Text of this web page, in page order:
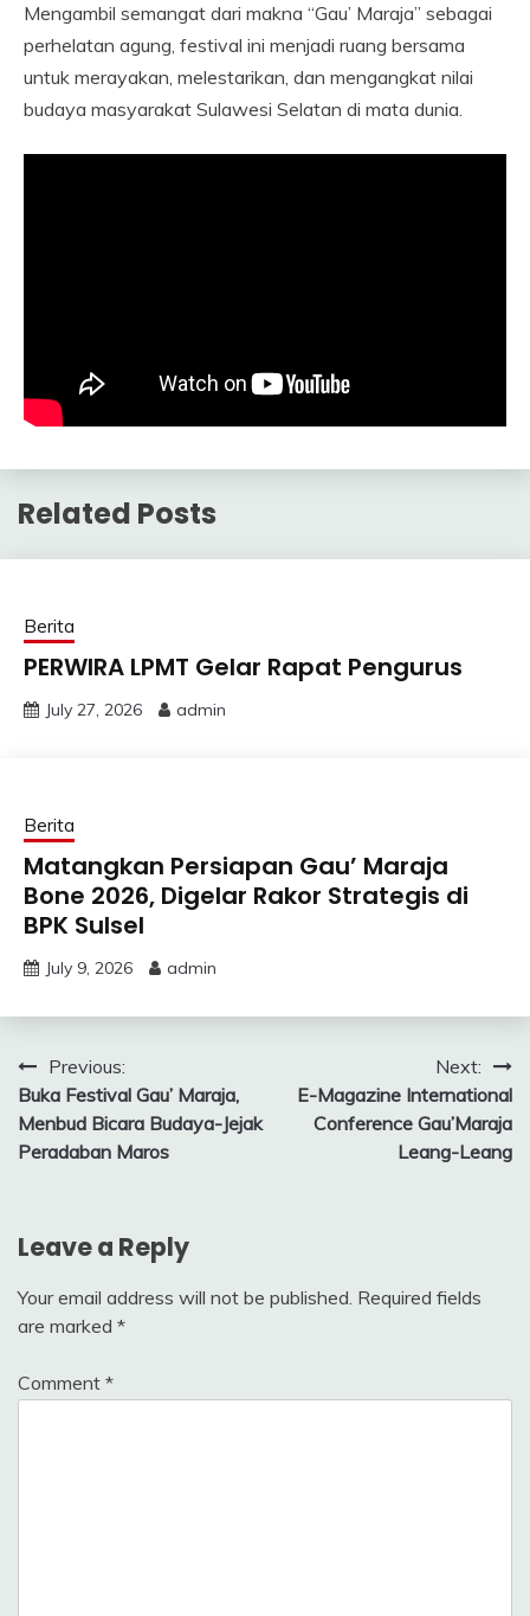
Mengambil semangat dari makna “Gau’ Maraja” sebagai
perhelatan agung, festival ini menjadi ruang bersama
untuk merayakan, melestarikan, dan mengangkat nilai
budaya masyarakat Sulawesi Selatan di mata dunia.
Related Posts
Berita
PERWIRA LPMT Gelar Rapat Pengurus
July 27, 2026 admin
Berita
Matangkan Persiapan Gau’ Maraja
Bone 2026, Digelar Rakor Strategis di
BPK Sulsel
July 9, 2026 admin
Post
navigation
Previous:
Buka Festival Gau’ Maraja,
Menbud Bicara Budaya-Jejak
Peradaban Maros
Next:
E-Magazine International
Conference Gau’Maraja
Leang-Leang
Leave a Reply
Your email address will not be published. Required fields
are marked *
Comment *